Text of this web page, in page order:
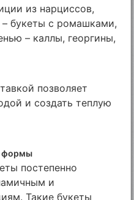
из нарциссов,
букеты с ромашками,
– каллы, георгины,
позволяет
и создать теплую
формы
постепенно
и
Такие букеты